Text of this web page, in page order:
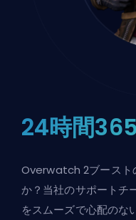
24時間
Overwatch 2ブースト
か？当社のサポートチ
をスムーズで心配のな